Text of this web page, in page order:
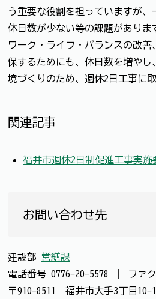
う重要な役割を担っていますが、
休日数が少ない等の課題がありま
ワーク・ライフ・バランスの改
保するためにも、休日数を増やし
境づくりのため、週休2日工事に
関連記事
福井市週休2日制促進工事実施
お問い合わせ先
建設部 営繕課
電話番号 0776-20-5578 ファ
〒910-8511 福井市大手3丁目